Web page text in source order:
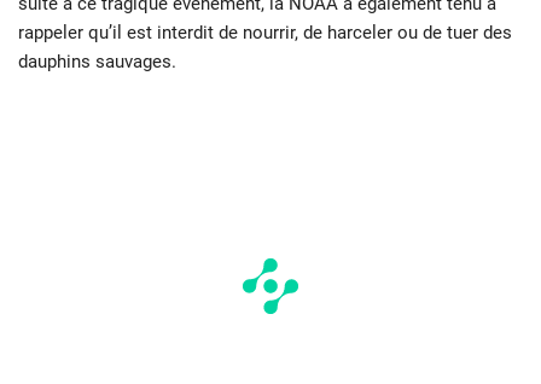
rappeler qu’il est interdit de nourrir, de harceler ou de tuer des
dauphins sauvages.